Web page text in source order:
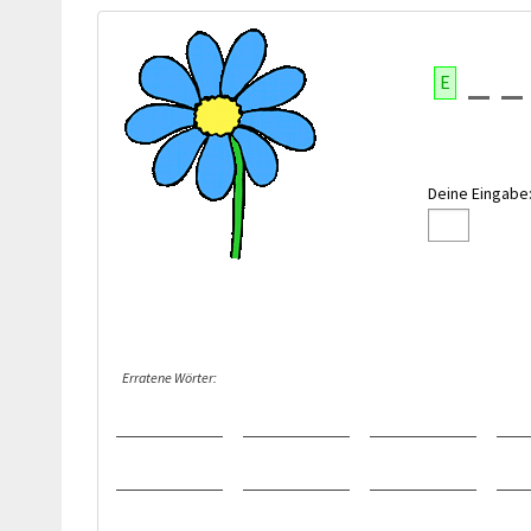
E
Deine Eingabe:
Erratene Wörter: